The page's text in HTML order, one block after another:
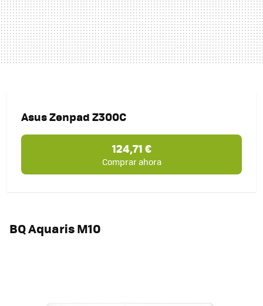
Asus Zenpad Z300C
124,71 €
Comprar ahora
BQ Aquaris M10